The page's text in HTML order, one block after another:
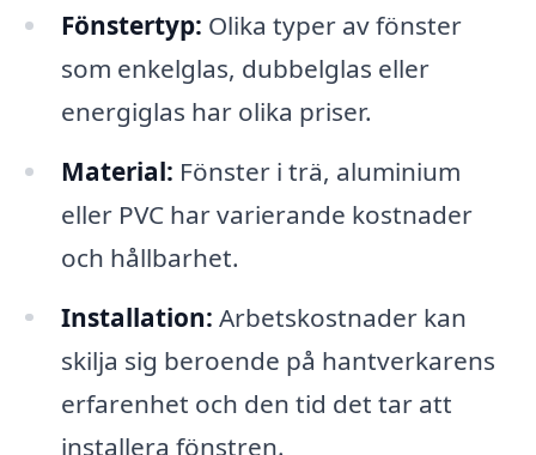
Fönstertyp: Olika typer av fönster
som enkelglas, dubbelglas eller
energiglas har olika priser.
Material: Fönster i trä, aluminium
eller PVC har varierande kostnader
och hållbarhet.
Installation: Arbetskostnader kan
skilja sig beroende på hantverkarens
erfarenhet och den tid det tar att
installera fönstren.